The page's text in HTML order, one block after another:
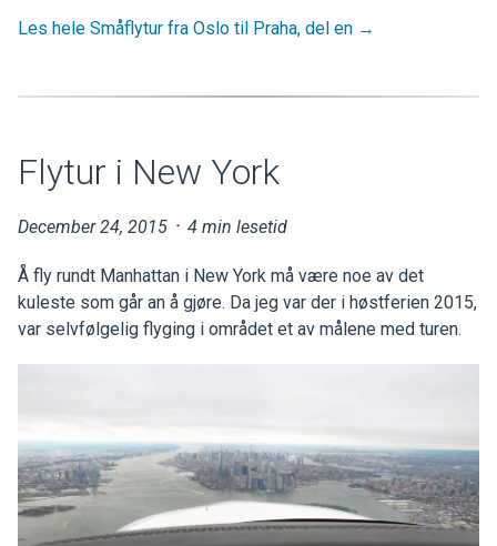
Les hele Småflytur fra Oslo til Praha, del en →
Flytur i New York
December 24, 2015 · 4 min lesetid
Å fly rundt Manhattan i New York må være noe av det
kuleste som går an å gjøre. Da jeg var der i høstferien 2015,
var selvfølgelig flyging i området et av målene med turen.